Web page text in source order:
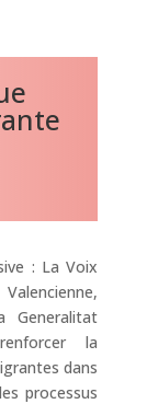
: La Voix
Generalitat
la
dans
processus